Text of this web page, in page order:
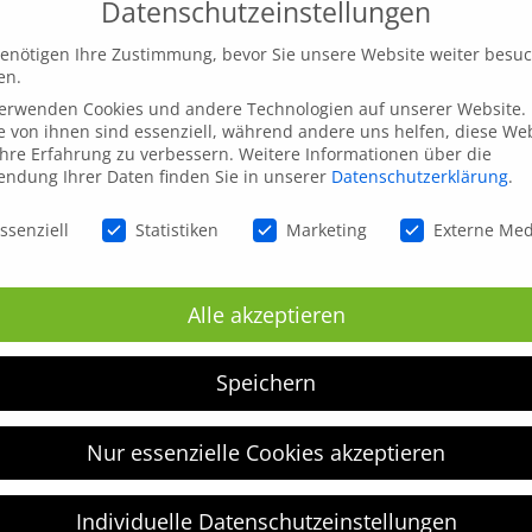
nächsten Kommentar speichern.
Datenschutzeinstellungen
Ihre Zustimmung, bevor Sie unsere Website weiter
Cookies und andere Technologien auf unserer Website.
von ihnen sind essenziell, während andere uns helfen, diese
Erfahrung zu verbessern. Weitere Informationen über die
Ihrer Daten finden Sie in unserer Datenschutzerklärung.
Statistiken Marketing Externe
Alle akzeptieren
Speichern
Nur essenzielle Cookies akzeptieren
Individuelle Datenschutzeinstellungen